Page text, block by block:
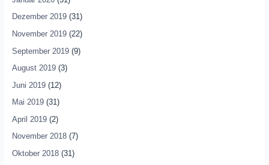
Dezember 2019(31)
November 2019(22)
September 2019(9)
August 2019(3)
Juni 2019(12)
Mai 2019(31)
April 2019(2)
November 2018(7)
Oktober 2018(31)